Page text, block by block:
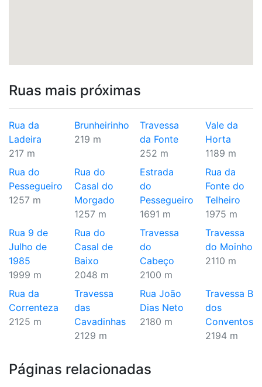
Ruas mais próximas
Rua da
Ladeira
217 m
Brunheirinho
219 m
Travessa
da Fonte
252 m
Vale da
Horta
1189 m
Rua do
Pessegueiro
1257 m
Rua do
Casal do
Morgado
1257 m
Estrada
do
Pessegueiro
1691 m
Rua da
Fonte do
Telheiro
1975 m
Rua 9 de
Julho de
1985
1999 m
Rua do
Casal de
Baixo
2048 m
Travessa
do
Cabeço
2100 m
Travessa
do Moinho
2110 m
Rua da
Correnteza
2125 m
Travessa
das
Cavadinhas
2129 m
Rua João
Dias Neto
2180 m
Travessa B
dos
Conventos
2194 m
Páginas relacionadas